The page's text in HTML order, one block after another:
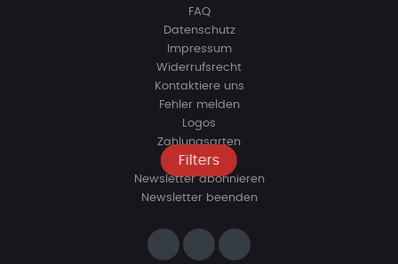
Filters
FAQ
Datenschutz
Impressum
Widerrufsrecht
Kontaktiere uns
Fehler melden
Logos
Zahlungsarten
Verifizieren
Newsletter abonnieren
Newsletter beenden